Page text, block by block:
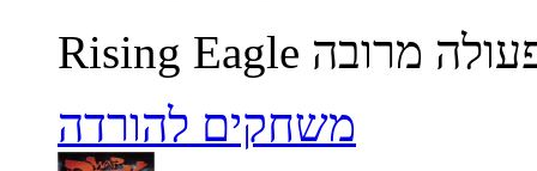
משחקים להורדה